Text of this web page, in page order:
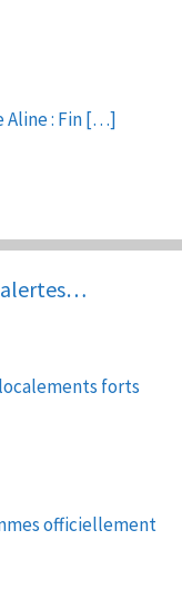
: Fin[…]
alertes…
forts
officiellement